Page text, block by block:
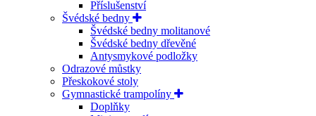
Příslušenství
Švédské bedny
Švédské bedny molitanové
Švédské bedny dřevěné
Antysmykové podložky
Odrazové můstky
Přeskokové stoly
Gymnastické trampolíny
Doplňky